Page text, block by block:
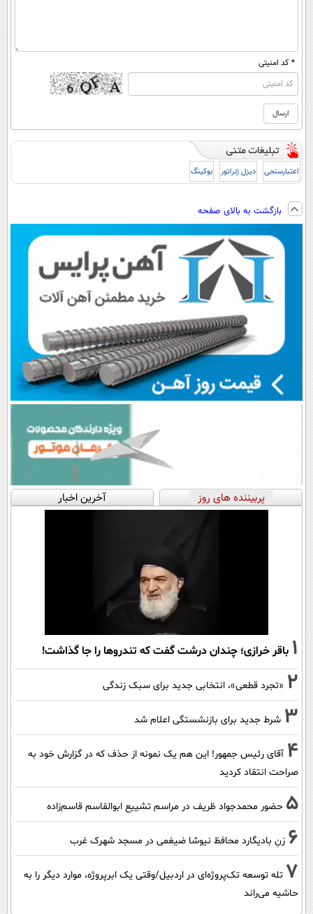
* کد امنیتی
اعتبارسنجی دیزل ژنراتور بوکینگ
بازگشت به بالای صفحه
پربیننده های روز آخرین اخبار
1 باقر خرازی؛ چندان درشت گفت که تندروها را جا گذاشت!
2 «تجرد قطعی»، انتخابی جدید برای سبک زندگی
3 شرط جدید برای بازنشستگی اعلام شد
4 آقای رئیس جمهور! این هم یک نمونه از حذف که در گزارش خود به
صراحت انتقاد کردید
5 حضور محمدجواد ظریف در مراسم تشییع ابوالقاسم قاسم‌زاده
6 زنِ بادیگارد محافظ نیوشا ضیغمی در مسجد شهرک غرب
7 تله توسعه تک‌پروژه‌ای در اردبیل/وقتی یک ابرپروژه، موارد دیگر را به
حاشیه می‌راند